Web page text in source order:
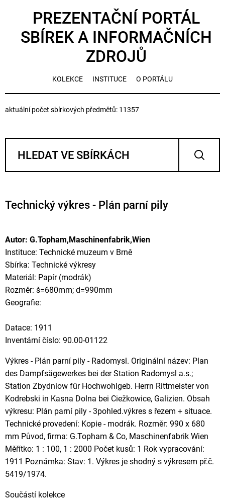
PREZENTAČNÍ PORTÁL
SBÍREK A INFORMAČNÍCH
ZDROJŮ
KOLEKCE INSTITUCE O PORTÁLU
aktuální počet sbírkových předmětů: 11357
Technický výkres - Plán parní pily
Autor: G.Topham,Maschinenfabrik,Wien
Instituce: Technické muzeum v Brně
Sbírka: Technické výkresy
Materiál: Papír (modrák)
Rozměr: š=680mm; d=990mm
Geografie:
Datace: 1911
Inventární číslo: 90.00-01122
Výkres - Plán parní pily - Radomysl. Originální název: Plan
des Dampfsägewerkes bei der Station Radomysl a.s.;
Station Zbydniow für Hochwohlgeb. Herrn Rittmeister von
Kodrebski in Kasna Dolna bei Ciežkowice, Galizien. Obsah
výkresu: Plán parní pily - 3pohled.výkres s řezem + situace.
Technické provedení: Kopie - modrák. Rozměr: 990 x 680
mm Původ, firma: G.Topham & Co, Maschinenfabrik Wien
Měřítko: 1 : 100, 1 : 2000 Počet kusů: 1 Rok vypracování:
1911 Poznámka: Stav: 1. Výkres je shodný s výkresem př.č.
5419/1974.
Součástí kolekce